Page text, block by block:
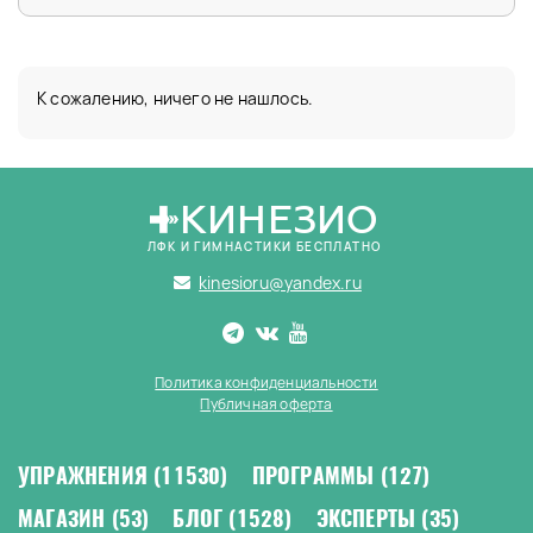
К сожалению, ничего не нашлось.
КИНЕЗИО
ЛФК И ГИМНАСТИКИ БЕСПЛАТНО
kinesioru@yandex.ru
Политика конфиденциальности
Публичная оферта
УПРАЖНЕНИЯ (11530) ПРОГРАММЫ (127)
МАГАЗИН (53) БЛОГ (1528) ЭКСПЕРТЫ (35)